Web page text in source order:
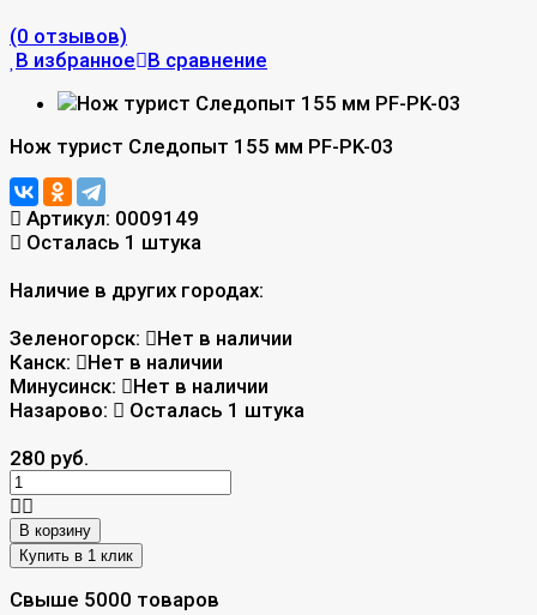
(0 отзывов)
В избранное В сравнение
Нож турист Следопыт 155 мм PF-PK-03
Артикул: 0009149
Осталась 1 штука
Наличие в других городах:
Зеленогорск:
Нет в наличии
Канск:
Нет в наличии
Минусинск:
Нет в наличии
Назарово:
Осталась 1 штука
280 руб.
В корзину
Свыше 5000 товаров